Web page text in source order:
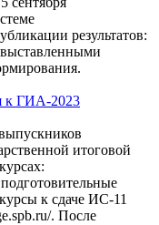
результатов:
к ГИА-2023
итоговой
к сдаче ИС-11
. После